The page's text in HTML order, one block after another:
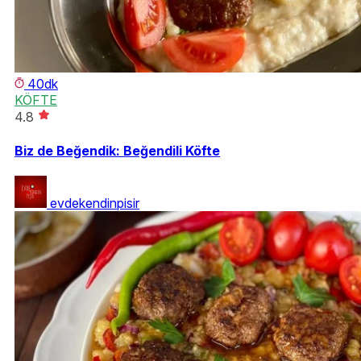
40dk
KÖFTE
4.8
Biz de Beğendik: Beğendili Köfte
evdekendinpisir